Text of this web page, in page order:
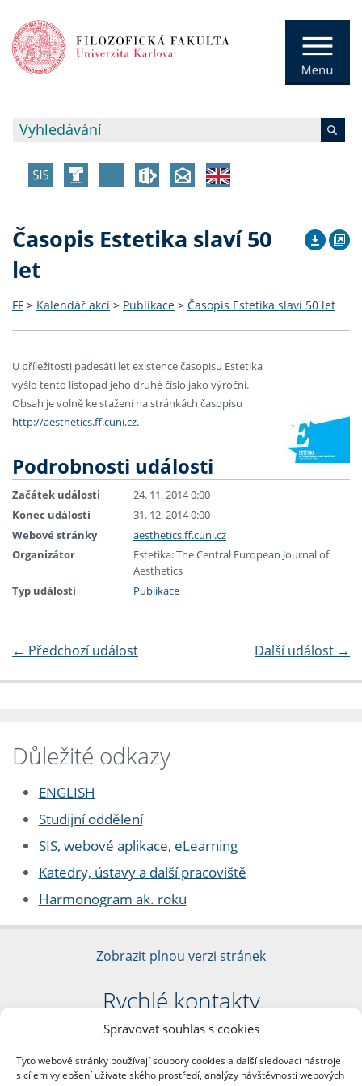
Spravovat souhlas s cookies
Tyto webové stránky používají soubory cookies a další sledovací nástroje
s cílem vylepšení uživatelského prostředí, analýzy návštěvnosti webových
Časopis Estetika slaví 50
let
FF > Kalendář akcí > Publikace > Časopis Estetika slaví 50 let
U příležitosti padesáti let existence časopisu Estetika
vyšlo tento listopad jeho druhé číslo jako výroční.
Obsah je volně ke stažení na stránkách časopisu
http://aesthetics.ff.cuni.cz.
Podrobnosti události
Začátek události
24. 11. 2014 0:00
Konec události
31. 12. 2014 0:00
Webové stránky
aesthetics.ff.cuni.cz
Organizátor
Estetika: The Central European Journal of
Aesthetics
Typ události
Publikace
← Předchozí událost Další událost →
Důležité odkazy
ENGLISH
Studijní oddělení
SIS, webové aplikace, eLearning
Katedry, ústavy a další pracoviště
Harmonogram ak. roku
Zobrazit plnou verzi stránek
Rychlé kontakty
Filozofická fakulta
nám. Jana Palacha 1/2